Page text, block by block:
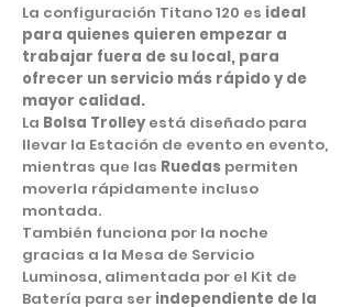
La configuración Titano 120 es ideal
para quienes quieren empezar a
trabajar fuera de su local, para
ofrecer un servicio más rápido y de
mayor calidad.
La Bolsa Trolley está diseñado para
llevar la Estación de evento en evento,
mientras que las Ruedas permiten
moverla rápidamente incluso
montada.
También funciona por la noche
gracias a la Mesa de Servicio
Luminosa, alimentada por el Kit de
Batería para ser independiente de la